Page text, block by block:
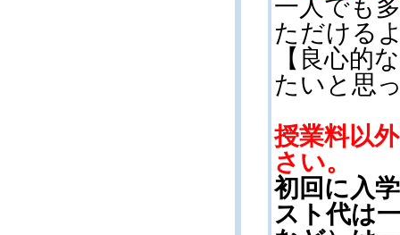
一人でも
ただける
【 良心的
たいと思
授業料以
さい。
初回に入
スト代は